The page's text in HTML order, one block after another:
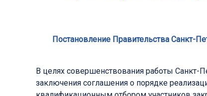
Постановление Правительства Санкт-
В целях совершенствования работы Санкт-
заключения соглашения о порядке